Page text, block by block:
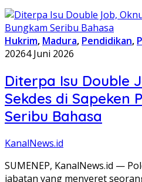
Hukrim, Madura, Pendidikan,
20264 Juni 2026
Diterpa Isu Double
Sekdes di Sapeken
Seribu Bahasa
KanalNews.id
SUMENEP, KanalNews.id —
jabatan yang menyeret